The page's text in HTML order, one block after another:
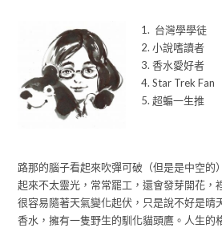
1. 台灣學學徒
2. 小說嗜讀者
3. 香水愛好者
4. Star Trek Fan
5. 超蝙一生推
路那的腦子看起來吹彈可破（但是是中空的
起來不太靈光，常常罷工，還會發芽開花，
很容易隨著天氣變化起伏，只是說不好是晴
香水，擁有一隻野生的馴化貓頭鷹。人生的